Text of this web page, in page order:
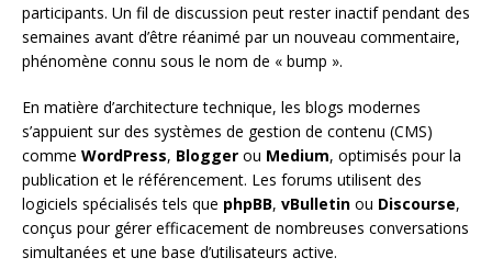
participants. Un fil de discussion peut rester inactif pendant des
semaines avant d’être réanimé par un nouveau commentaire,
phénomène connu sous le nom de « bump ».
En matière d’architecture technique, les blogs modernes
s’appuient sur des systèmes de gestion de contenu (CMS)
comme WordPress, Blogger ou Medium, optimisés pour la
publication et le référencement. Les forums utilisent des
logiciels spécialisés tels que phpBB, vBulletin ou Discourse,
conçus pour gérer efficacement de nombreuses conversations
simultanées et une base d’utilisateurs active.